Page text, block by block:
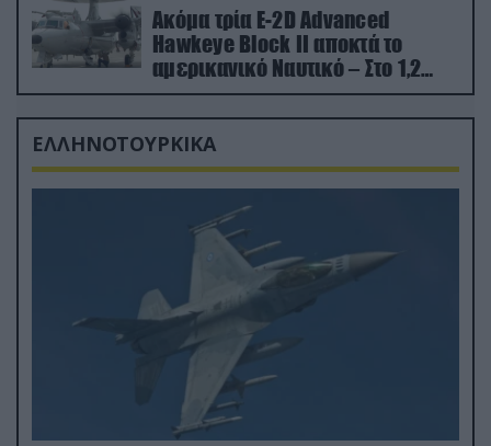
Ακόμα τρία E-2D Advanced
Hawkeye Block II αποκτά το
αμερικανικό Ναυτικό – Στο 1,2
δισ.δολάρια το κόστος
ΕΛΛΗΝΟΤΟΥΡΚΙΚΑ